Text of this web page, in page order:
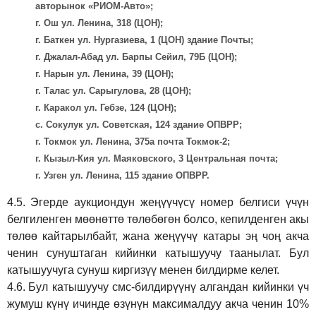
авторынок «РИОМ-Авто»;
г. Ош ул. Ленина, 318 (ЦОН);
г. Баткен ул. Нургазиева, 1 (ЦОН) здание Почты;
г. Джалал-Абад ул. Барпы Сейил, 79Б (ЦОН);
г. Нарын ул. Ленина, 39 (ЦОН);
г. Талас ул. Сарыгулова, 28 (ЦОН);
г. Каракол ул. Гебзе, 124 (ЦОН);
с. Сокулук ул. Советская, 124 здание ОПВРР;
г. Токмок ул. Ленина, 375а почта Токмок-2;
г. Кызыл-Кия ул. Маяковского, 3 Центральная почта;
г. Узген ул. Ленина, 115 здание ОПВРР.
4.5. Эгерде аукциондун жеңүүчүсү номер белгиси үчүн
белгиленген мөөнөттө төлөбөгөн болсо, кепилденген акы
төлөө кайтарылбайт, жана жеңүүчү катары эң чоң акча
ченин сунуштаган кийинки катышуучу таанылат. Бул
катышуучуга сунуш киргизүү менен билдирме келет.
4.6. Бул катышуучу смс-билдирүүнү алгандан кийинки үч
жумуш күнү ичинде өзүнүн максималдуу акча ченин 10%